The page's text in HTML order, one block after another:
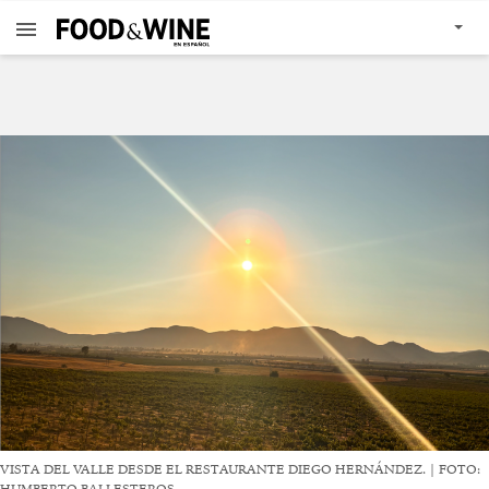
VISTA DEL VALLE DESDE EL RESTAURANTE DIEGO HERNÁNDEZ. | FOTO: